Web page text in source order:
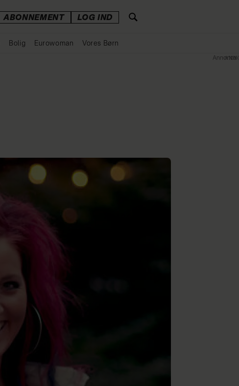
ABONNEMENT LOG IND
Bolig Eurowoman Vores Børn
Annonce